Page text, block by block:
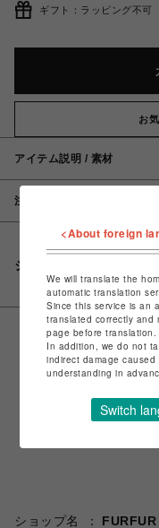
ギフト：ラッピング不可
お
アイテム説明 / 素材
注意事項
シェアする
ショップ名
FURFUR
<About foreign
We will translate the
automatic translation
Since this service is an
translated correctly and
page before translation.
In addition, we do not
indirect damage
understanding in
Switch